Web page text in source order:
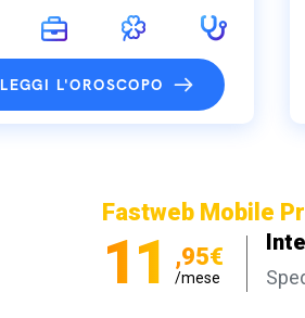
LEGGI L'OROSCOPO
Fastweb Mobile
11 ,95€
/mese